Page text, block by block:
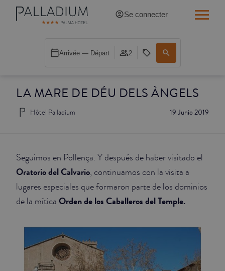
LA MARE DE DÉU DELS ÀNGELS
19 Junio 2019
Hôtel Palladium
Seguimos en Pollença. Y después de haber visitado el
Oratorio del Calvario, continuamos con la visita a
lugares especiales que formaron parte de los dominios
de la mítica Orden de los Caballeros del Temple.
Se connecter
Arrivée — Départ 2
SINGLE BALCON CATHÉDRALE
DOBLE RED
DOUBLE WHITE
DOUBLE INN CATHÉDRALE
JUNIOR SUITES